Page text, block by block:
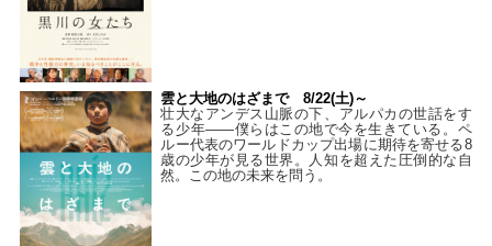
雲と大地のはざまで 8/22(土)～
壮大なアンデス山脈の下、アルパカの世話をす
る少年――僕らはこの地で今を生きている。ペ
ルー代表のワールドカップ出場に期待を寄せる8
歳の少年が見る世界。人知を超えた圧倒的な自
然。この地の未来を問う。